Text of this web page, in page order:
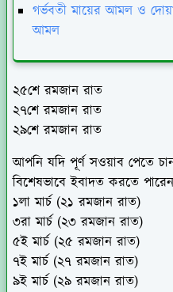
গর্ভবতী মায়ের আমল ও
আমল
২৫শে রমজান রাত
২৭শে রমজান রাত
২৯শে রমজান রাত
আপনি যদি পূর্ণ সওয়াব পেতে
বিশেষভাবে ইবাদত করতে
১লা মার্চ (২১ রমজান রাত)
৩রা মার্চ (২৩ রমজান রাত)
৫ই মার্চ (২৫ রমজান রাত)
৭ই মার্চ (২৭ রমজান রাত)
৯ই মার্চ (২৯ রমজান রাত)